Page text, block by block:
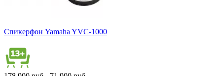
Спикерфон Yamaha YVC-1000